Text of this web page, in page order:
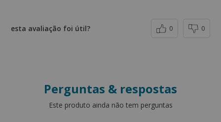
esta avaliação foi útil? 0 0
Perguntas & respostas
Este produto ainda não tem perguntas